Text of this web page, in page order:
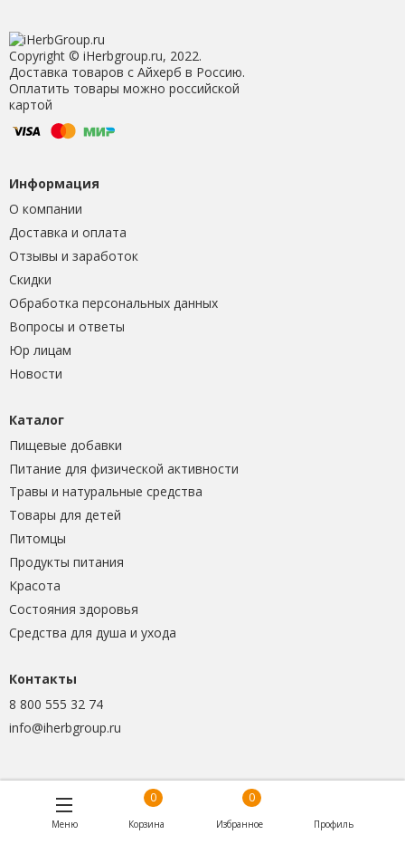
Copyright © iHerbgroup.ru, 2022.
Доставка товаров с Айхерб в Россию.
Оплатить товары можно российской
картой
Информация
О компании
Доставка и оплата
Отзывы и заработок
Скидки
Обработка персональных данных
Вопросы и ответы
Юр лицам
Новости
Каталог
Пищевые добавки
Питание для физической активности
Травы и натуральные средства
Товары для детей
Питомцы
Продукты питания
Красота
Состояния здоровья
Средства для душа и ухода
Контакты
8 800 555 32 74
info@iherbgroup.ru
Меню
0
Корзина
0
Избранное Профиль